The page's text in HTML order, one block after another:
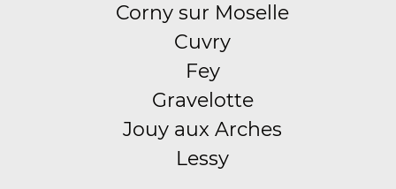
Corny sur Moselle
Cuvry
Fey
Gravelotte
Jouy aux Arches
Lessy